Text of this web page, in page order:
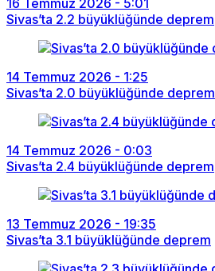
16 Temmuz 2026 - 5:01
Sivas’ta 2.2 büyüklüğünde deprem
14 Temmuz 2026 - 1:25
Sivas’ta 2.0 büyüklüğünde deprem
14 Temmuz 2026 - 0:03
Sivas’ta 2.4 büyüklüğünde deprem
13 Temmuz 2026 - 19:35
Sivas’ta 3.1 büyüklüğünde deprem